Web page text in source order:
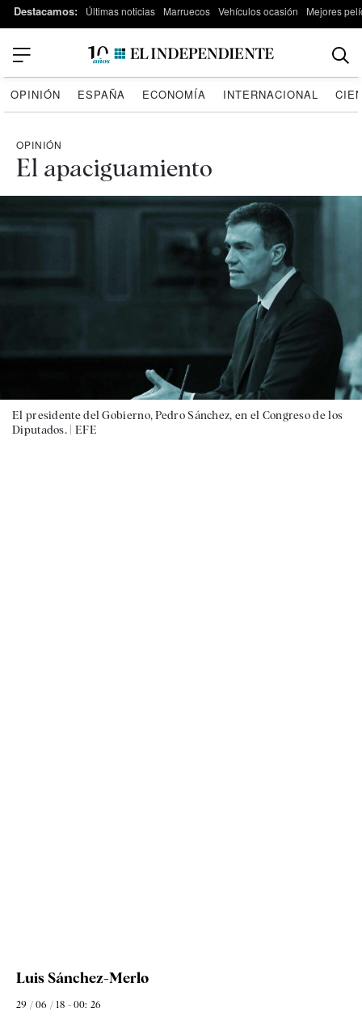
Destacamos: Últimas noticias Marruecos Vehículos ocasión Mejores
OPINIÓN ESPAÑA ECONOMÍA INTERNACIONAL
OPINIÓN
El apaciguamiento
El presidente del Gobierno, Pedro Sánchez, en el Congreso de los
Diputados. | EFE
Luis Sánchez-Merlo
29 / 06 / 18 - 00: 26